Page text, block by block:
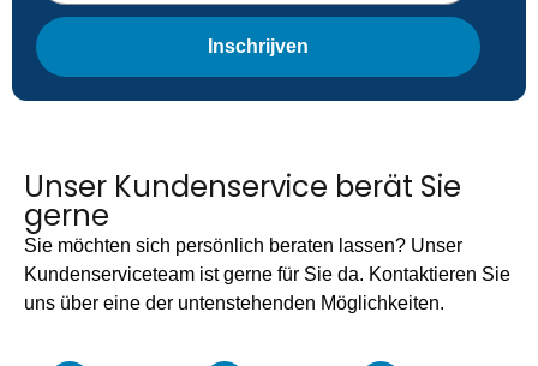
Inschrijven
Unser Kundenservice berät Sie
gerne
Sie möchten sich persönlich beraten lassen? Unser
Kundenserviceteam ist gerne für Sie da. Kontaktieren Sie
uns über eine der untenstehenden Möglichkeiten.